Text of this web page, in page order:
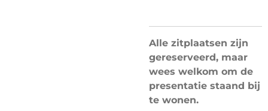
Alle zitplaatsen zijn
gereserveerd, maar
wees welkom om de
presentatie staand bij
te wonen.